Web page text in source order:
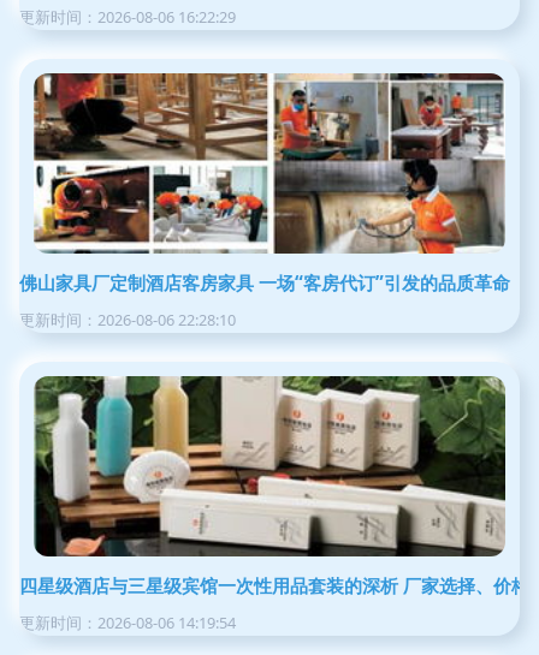
更新时间：2026-08-06 16:22:29
佛山家具厂定制酒店客房家具 一场“客房代订”引发的品质革命
更新时间：2026-08-06 22:28:10
四星级酒店与三星级宾馆一次性用品套装的深析 厂家选择、价
更新时间：2026-08-06 14:19:54